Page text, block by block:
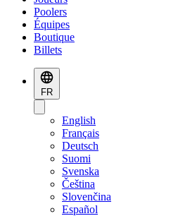
Poolers
Équipes
Boutique
Billets
FR
English
Français
Deutsch
Suomi
Svenska
Čeština
Slovenčina
Español